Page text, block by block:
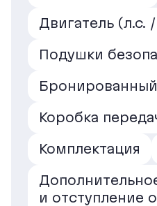
Двигатель (л.с.
Подушки
Бронированный
Коробка
Комплектация
и отступление